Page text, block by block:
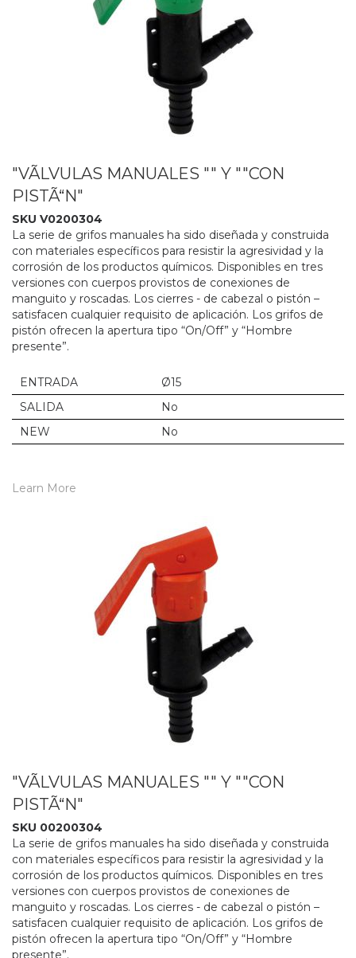
"VÃLVULAS MANUALES "" Y ""CON
PISTÃ“N"
SKU V0200304
La serie de grifos manuales ha sido diseñada y construida
con materiales específicos para resistir la agresividad y la
corrosión de los productos químicos. Disponibles en tres
versiones con cuerpos provistos de conexiones de
manguito y roscadas. Los cierres - de cabezal o pistón –
satisfacen cualquier requisito de aplicación. Los grifos de
pistón ofrecen la apertura tipo “On/Off” y “Hombre
presente”.
ENTRADA
Ø15
SALIDA
No
NEW
No
Learn More
"VÃLVULAS MANUALES "" Y ""CON
PISTÃ“N"
SKU 00200304
La serie de grifos manuales ha sido diseñada y construida
con materiales específicos para resistir la agresividad y la
corrosión de los productos químicos. Disponibles en tres
versiones con cuerpos provistos de conexiones de
manguito y roscadas. Los cierres - de cabezal o pistón –
satisfacen cualquier requisito de aplicación. Los grifos de
pistón ofrecen la apertura tipo “On/Off” y “Hombre
presente”.